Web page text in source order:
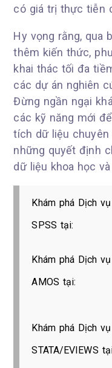
có giá trị thực tiễn
Hy vọng rằng, qua
thêm kiến thức,
khai thác tối đa
các dự án nghiên
Đừng ngần ngại
các kỹ năng mới
tích dữ liệu chuyên
những quyết định
dữ liệu khoa học
Khám phá Dịch vụ
SPSS tại:
Khám phá Dịch vụ
AMOS tại:
Khám phá Dịch vụ
STATA/EVIEWS